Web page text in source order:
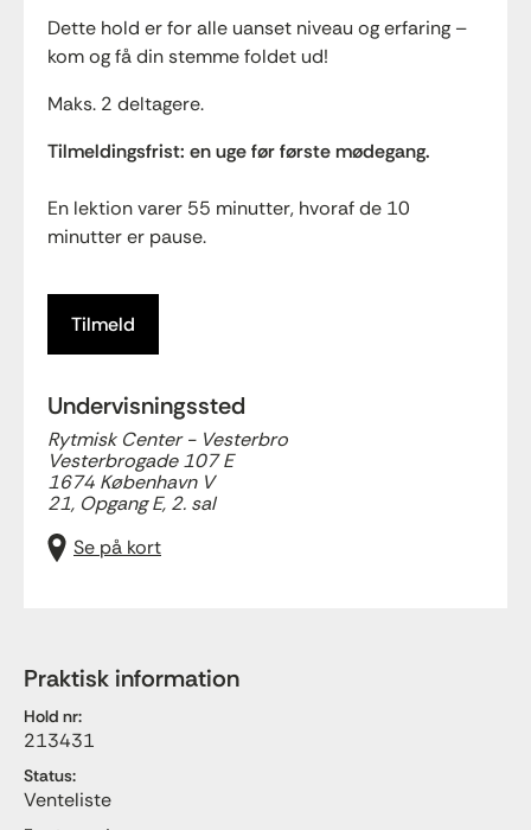
Dette hold er for alle uanset niveau og erfaring –
kom og få din stemme foldet ud!
Maks. 2 deltagere.
Tilmeldingsfrist: en uge før første mødegang.
En lektion varer 55 minutter, hvoraf de 10
minutter er pause.
Tilmeld
Undervisningssted
Rytmisk Center - Vesterbro
Vesterbrogade 107 E
1674 København V
21, Opgang E, 2. sal
Se på kort
Praktisk information
Hold nr:
213431
Status:
Venteliste